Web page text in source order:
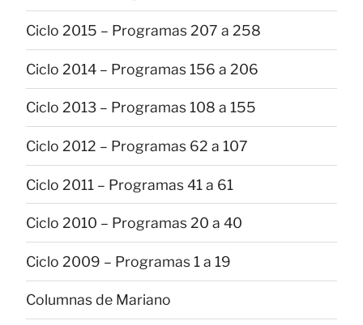
Ciclo 2015 – Programas 207 a 258
Ciclo 2014 – Programas 156 a 206
Ciclo 2013 – Programas 108 a 155
Ciclo 2012 – Programas 62 a 107
Ciclo 2011 – Programas 41 a 61
Ciclo 2010 – Programas 20 a 40
Ciclo 2009 – Programas 1 a 19
Columnas de Mariano